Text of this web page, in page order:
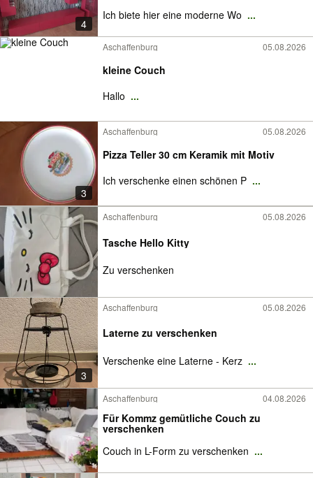
4
Ich biete hier eine moderne Wo ...
Aschaffenburg 05.08.2026
kleine Couch
Hallo ...
3
Aschaffenburg 05.08.2026
Pizza Teller 30 cm Keramik mit Motiv
Ich verschenke einen schönen P ...
Aschaffenburg 05.08.2026
Tasche Hello Kitty
Zu verschenken
3
Aschaffenburg 05.08.2026
Laterne zu verschenken
Verschenke eine Laterne - Kerz ...
Aschaffenburg 04.08.2026
Für Kommz gemütliche Couch zu
verschenken
Couch in L-Form zu verschenken ...